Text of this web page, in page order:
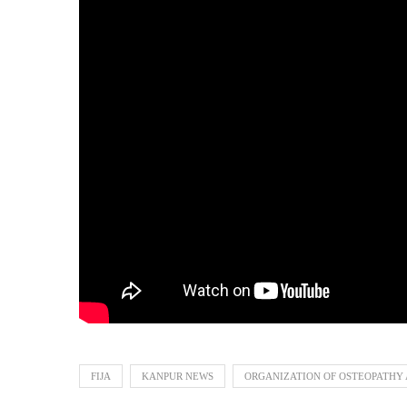
FIJA KANPUR NEWS ORGANIZATION OF